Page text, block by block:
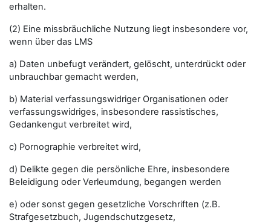
erhalten.
(2) Eine missbräuchliche Nutzung liegt insbesondere vor,
wenn über das LMS
a) Daten unbefugt verändert, gelöscht, unterdrückt oder
unbrauchbar gemacht werden,
b) Material verfassungswidriger Organisationen oder
verfassungswidriges, insbesondere rassistisches,
Gedankengut verbreitet wird,
c) Pornographie verbreitet wird,
d) Delikte gegen die persönliche Ehre, insbesondere
Beleidigung oder Verleumdung, begangen werden
e) oder sonst gegen gesetzliche Vorschriften (z.B.
Strafgesetzbuch, Jugendschutzgesetz,